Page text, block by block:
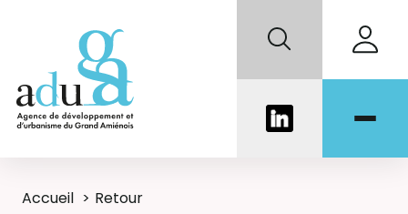
Accueil Retour